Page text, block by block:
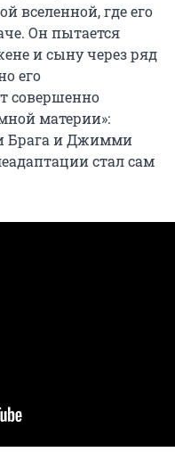
вселенной, где его
Он пытается
и сыну через ряд
его
совершенно
материи»:
Брага и Джимми
стал сам